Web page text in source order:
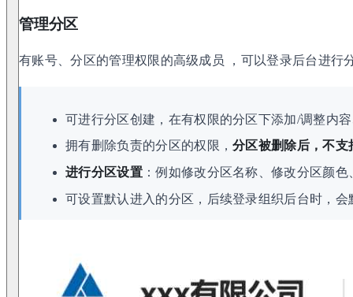
管理分区
有账号、分区的管理权限的高级成员 ，可以登录后台进行
可进行分区创建，在有权限的分区下添加/调整内
拥有删除负责的分区的权限，分区被删除后，不
进行分区设置：例如修改分区名称、修改分区颜色
可设置默认进入的分区，后续登录组织后台时，会